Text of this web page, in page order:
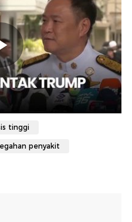
tinggi
penyakit